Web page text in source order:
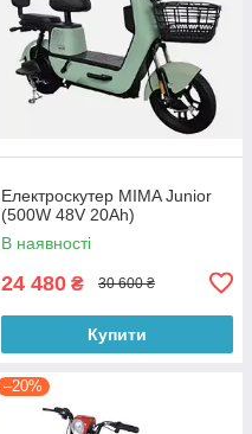
Електроскутер MIMA Junior
(500W 48V 20Ah)
В наявності
24 480 ₴ 30 600 ₴
Купити
–20%